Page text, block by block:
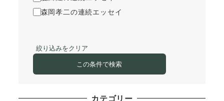
森岡孝二の連続エッセイ
絞り込みをクリア
この条件で検索
カテゴリー